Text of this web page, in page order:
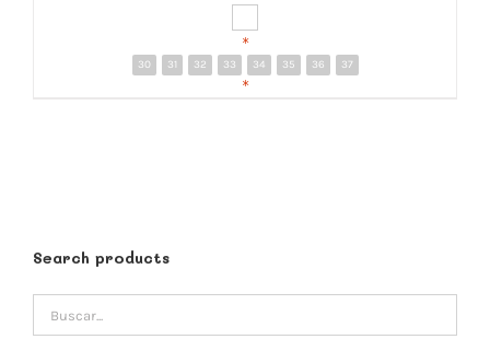
DETALLES
*
30 31 32 33 34 35 36 37
*
Search products